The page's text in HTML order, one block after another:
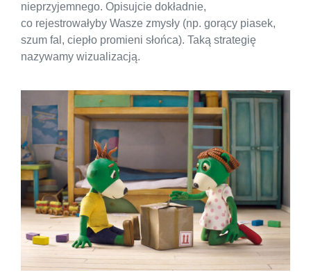
nieprzyjemnego. Opisujcie dokładnie,
co rejestrowałyby Wasze zmysły (np. gorący piasek,
szum fal, ciepło promieni słońca). Taką strategię
nazywamy wizualizacją.